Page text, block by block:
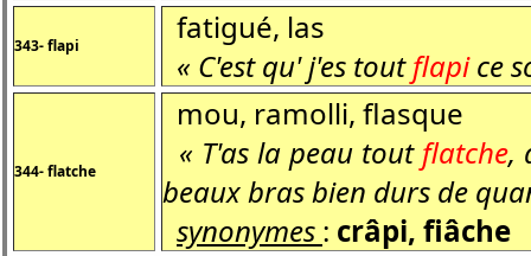
343- flapi
fatigué, las
« C'est qu' j'es toutflapice
344- flatche
mou, ramolli, flasque
« T'as la peau tout flatche,
beaux bras bien durs de
synonymes : crâpi, fiâche